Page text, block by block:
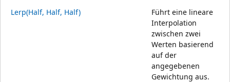
Lerp(Half, Half, Half)
Führt eine lineare
Interpolation
zwischen zwei
Werten basierend
auf der
angegebenen
Gewichtung aus.